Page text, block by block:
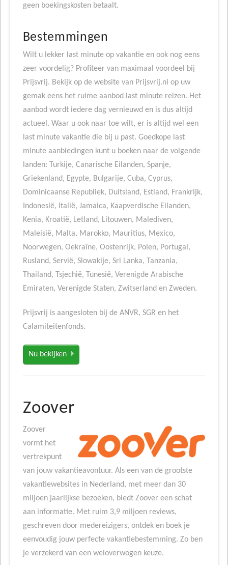
geen boekingskosten betaalt.
Bestemmingen
Wilt u lekker last minute op vakantie en ook nog eens
zeer voordelig? Profiteer van maximaal voordeel bij
Prijsvrij. Bekijk op de website van Prijsvrij.nl op uw
gemak eens het ruime aanbod last minute reizen. Het
aanbod wordt iedere dag vernieuwd en is dus altijd
actueel. Waar u ook naar toe wilt, er is altijd wel een
last minute vakantie die bij u past. Goedkope last
minute aanbiedingen kunt u boeken naar de volgende
landen: Turkije, Canarische Eilanden, Spanje,
Griekenland, Egypte, Bulgarije, Cuba, Cyprus,
Dominicaanse Republiek, Duitsland, Estland, Frankrijk,
Indonesië, Italië, Jamaica, Kaapverdische Eilanden,
Kenia, Kroatië, Letland, Litouwen, Malediven,
Maleisië, Malta, Marokko, Mauritius, Mexico,
Noorwegen, Oekraïne, Oostenrijk, Polen, Portugal,
Rusland, Servië, Slowakije, Sri Lanka, Tanzania,
Thailand, Tsjechië, Tunesië, Verenigde Arabische
Emiraten, Verenigde Staten, Zwitserland en Zweden.
Prijsvrij is aangesloten bij de ANVR, SGR en het
Calamiteitenfonds.
Nu bekijken
Zoover
Zoover
vormt het
vertrekpunt
van jouw vakantieavontuur. Als een van de grootste
vakantiewebsites in Nederland, met meer dan 30
miljoen jaarlijkse bezoeken, biedt Zoover een schat
aan informatie. Met ruim 3,9 miljoen reviews,
geschreven door medereizigers, ontdek en boek je
eenvoudig jouw perfecte vakantiebestemming. Zo ben
je verzekerd van een weloverwogen keuze.